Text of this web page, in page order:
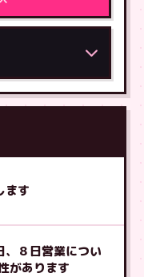
ます
８日営業につい
があります